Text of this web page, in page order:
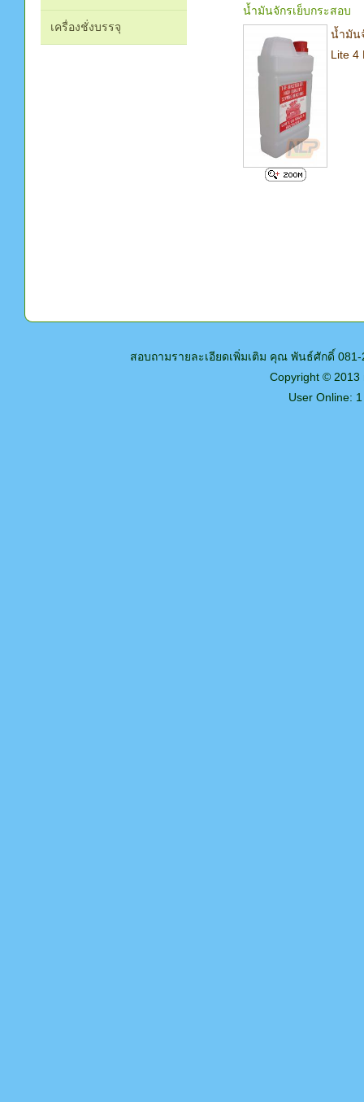
เครื่องชั่งบรรจุ
น้ำมันจักรเย็บกระสอบ
น้ำมัน
Lite 4
สอบถามรายละเอียดเพิ่มเติม คุณ พันธ์ศักดิ์
Copyright © 2013
User Online: